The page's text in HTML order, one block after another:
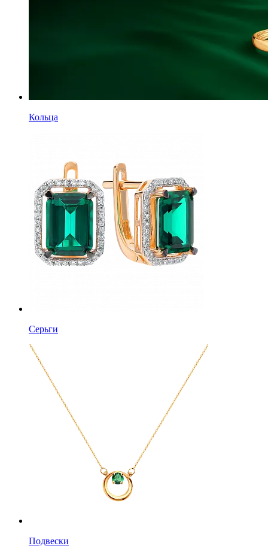
Кольца
Серьги
Подвески